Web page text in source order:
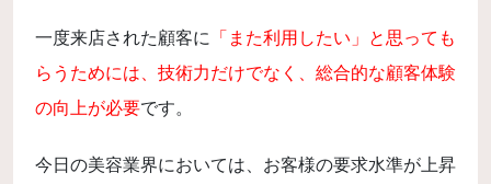
一度来店された顧客に 「また利用したい」と思っても
らうためには、技術力だけでなく、総合的な顧客体験
の向上が必要です。
今日の美容業界においては、お客様の要求水準が上昇